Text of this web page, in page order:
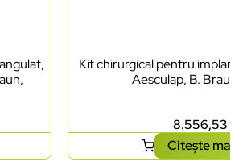
Kit chirurgical pentru
Aesculap, B.
8.556,53
Citește mai